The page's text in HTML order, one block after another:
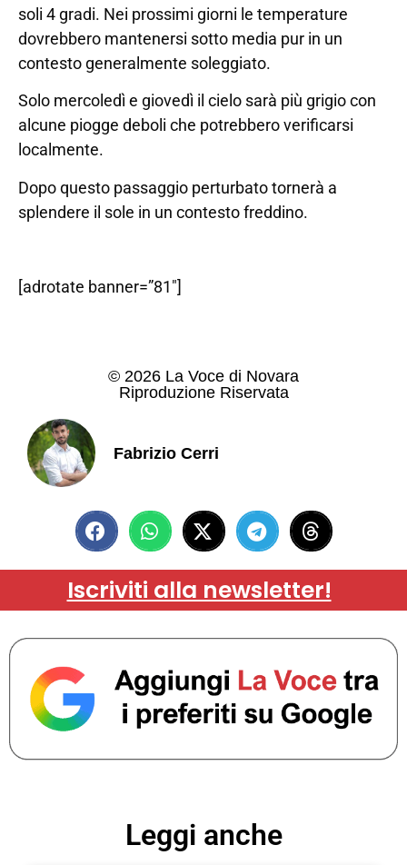
soli 4 gradi. Nei prossimi giorni le temperature
dovrebbero mantenersi sotto media pur in un
contesto generalmente soleggiato.
Solo mercoledì e giovedì il cielo sarà più grigio con
alcune piogge deboli che potrebbero verificarsi
localmente.
Dopo questo passaggio perturbato tornerà a
splendere il sole in un contesto freddino.
[adrotate banner=”81″]
© 2026 La Voce di Novara
Riproduzione Riservata
Fabrizio Cerri
Iscriviti alla newsletter!
Leggi anche